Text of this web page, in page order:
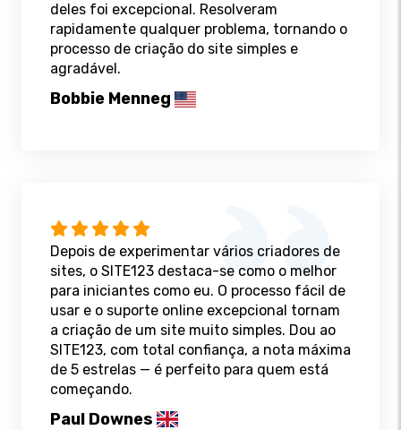
deles foi excepcional. Resolveram
rapidamente qualquer problema, tornando o
processo de criação do site simples e
agradável.
Bobbie Menneg
Depois de experimentar vários criadores de
sites, o SITE123 destaca-se como o melhor
para iniciantes como eu. O processo fácil de
usar e o suporte online excepcional tornam
a criação de um site muito simples. Dou ao
SITE123, com total confiança, a nota máxima
de 5 estrelas — é perfeito para quem está
começando.
Paul Downes